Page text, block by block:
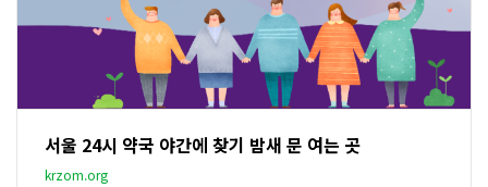
서울 24시 약국 야간에 찾기 밤새 문 여는 곳
krzom.org